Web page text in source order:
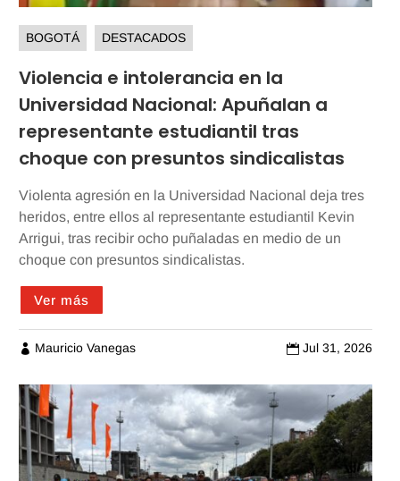
BOGOTÁ DESTACADOS
Violencia e intolerancia en la
Universidad Nacional: Apuñalan a
representante estudiantil tras
choque con presuntos sindicalistas
Violenta agresión en la Universidad Nacional deja tres
heridos, entre ellos al representante estudiantil Kevin
Arrigui, tras recibir ocho puñaladas en medio de un
choque con presuntos sindicalistas.
Ver más
 Mauricio Vanegas  Jul 31, 2026